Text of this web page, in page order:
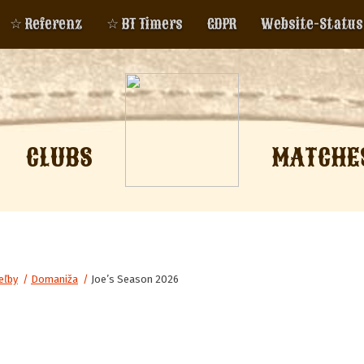
☆ Referenz ☆ BT Timers GDPR Website-Status
CLUBS
/ Domaniža / Joe’s Season 2026